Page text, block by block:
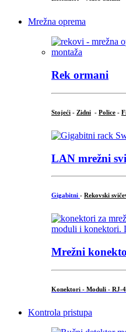
Mrežna oprema
Rek ormani
Stojeći - Zidni - Police -
LAN mrežni
Gigabitni - Rekovski
Mrežni
Konektori - Moduli - RJ-
Kontrola pristupa